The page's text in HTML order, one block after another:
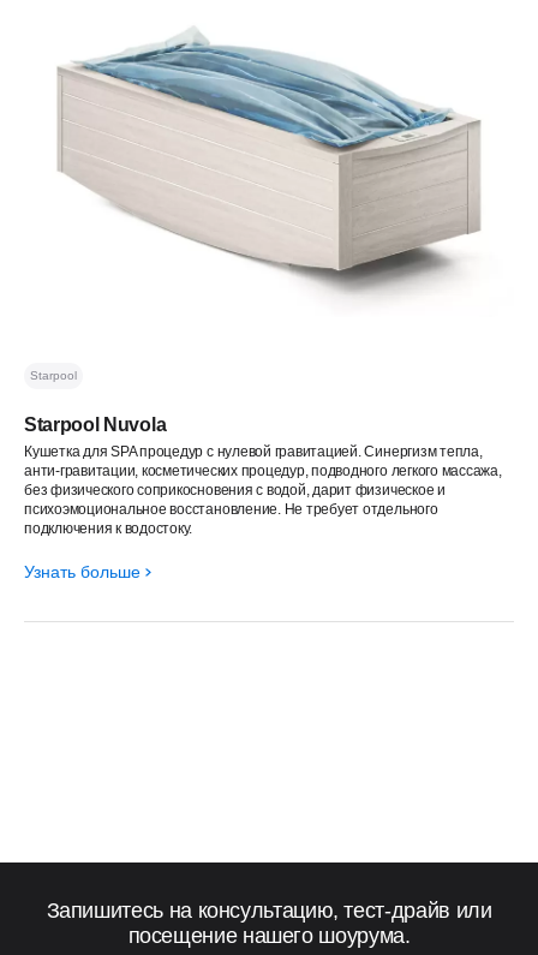
Starpool Nuvola
Кушетка для SPA процедур с нулевой гравитацией. Синергизм тепла,
анти-гравитации, косметических процедур, подводного легкого массажа,
без физического соприкосновения с водой, дарит физическое и
психоэмоциональное восстановление. Не требует отдельного
подключения к водостоку.
Starpool
Узнать больше
Запишитесь на консультацию, тест-драйв или
посещение нашего шоурума.